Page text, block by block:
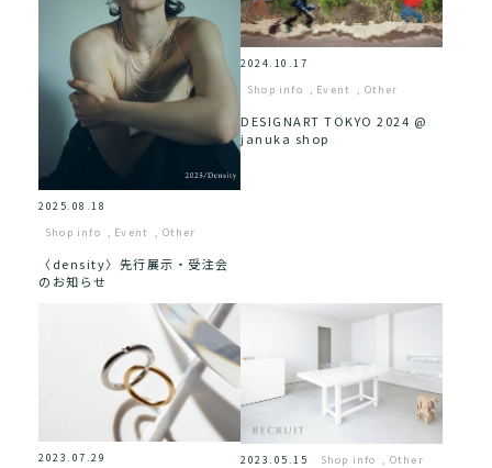
2025.08.18
Shop info
, Event , Other
〈density〉先行展示・受注会
のお知らせ
2024.10.17
Shop info
, Event , Other
DESIGNART TOKYO 2024 @
januka shop
2023.07.29
2023.05.15 Shop info , Other